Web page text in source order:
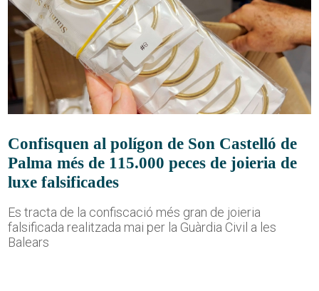
Confisquen al polígon de Son Castelló de
Palma més de 115.000 peces de joieria de
luxe falsificades
Es tracta de la confiscació més gran de joieria
falsificada realitzada mai per la Guàrdia Civil a les
Balears